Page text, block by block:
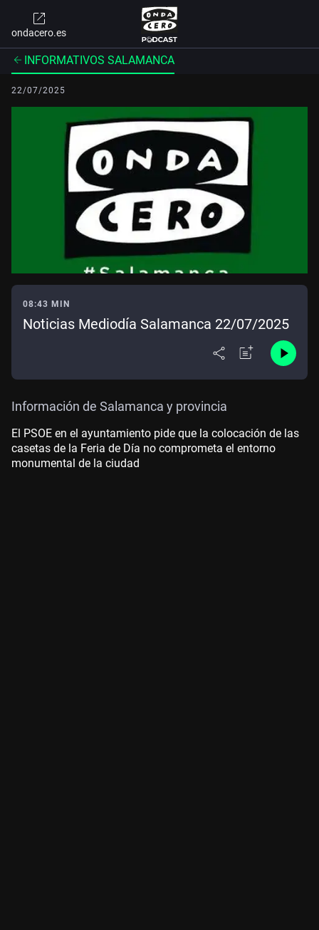
ondacero.es
INFORMATIVOS SALAMANCA
22/07/2025
08:43 MIN
Noticias Mediodía Salamanca 22/07/2025
Información de Salamanca y provincia
El PSOE en el ayuntamiento pide que la colocación de las
casetas de la Feria de Día no comprometa el entorno
monumental de la ciudad